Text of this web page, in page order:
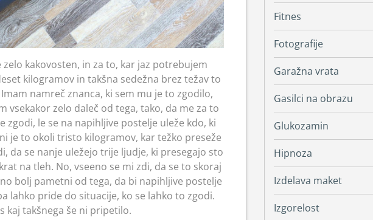
kakovosten, in za to, kar jaz potrebujem
kilogramov in takšna sedežna brez težav to
namreč znanca, ki sem mu je to zgodilo,
vsekakor zelo daleč od tega, tako, da me za to
zgodi, le se na napihljive postelje uleže kdo, ki
je to okoli tristo kilogramov, kar težko preseže
da se nanje uležejo trije ljudje, ki presegajo sto
na tleh. No, vseeno se mi zdi, da se to skoraj
bolj pametni od tega, da bi napihljive postelje
lahko pride do situacije, ko se lahko to zgodi.
kaj takšnega še ni pripetilo.
Fitnes
Fotografije
Garažna vrata
Gasilci na obrazu
Glukozamin
Hipnoza
Izdelava maket
Izgorelost